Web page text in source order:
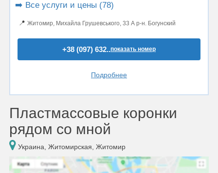
➡️ Все услуги и цены (78)
📍 Житомир, Михайла Грушевського, 33 А р-н. Богунский
+38 (097) 632..показать номер
Подробнее
Пластмассовые коронки
рядом со мной
Украина, Житомирская, Житомир